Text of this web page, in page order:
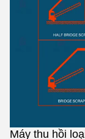
Máy thu hồi